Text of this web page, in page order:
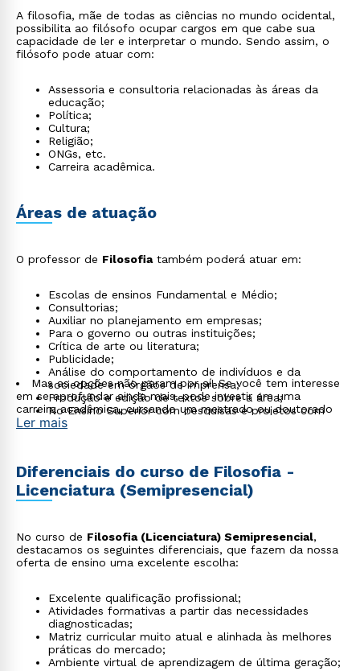
A filosofia, mãe de todas as ciências no mundo ocidental,
possibilita ao filósofo ocupar cargos em que cabe sua
capacidade de ler e interpretar o mundo. Sendo assim, o
filósofo pode atuar com:
Assessoria e consultoria relacionadas às áreas da
educação;
Política;
Cultura;
Religião;
ONGs, etc.
Carreira acadêmica.
Áreas de atuação
O professor de Filosofiatambém poderá atuar em:
Escolas de ensinos Fundamental e Médio;
Consultorias;
Auxiliar no planejamento em empresas;
Para o governo ou outras instituições;
Crítica de arte ou literatura;
Publicidade;
Análise do comportamento de indivíduos e da
sociedade em órgãos de imprensa;
Produção e edição de textos sobre a área;
No Ensino Superior com pesquisas e projetos com
alunos e professores
Mas as opções não param por aí! Se você tem interesse
em se aprofundar ainda mais, pode investir em uma
carreira acadêmica, cursando um mestrado ou doutorado
Ler mais
Diferenciais do curso de Filosofia -
Licenciatura (Semipresencial)
No curso de Filosofia (Licenciatura) Semipresencial,
destacamos os seguintes diferenciais, que fazem da nossa
oferta de ensino uma excelente escolha:
Excelente qualificação profissional;
Atividades formativas a partir das necessidades
diagnosticadas;
Matriz curricular muito atual e alinhada às melhores
práticas do mercado;
Ambiente virtual de aprendizagem de última geração;